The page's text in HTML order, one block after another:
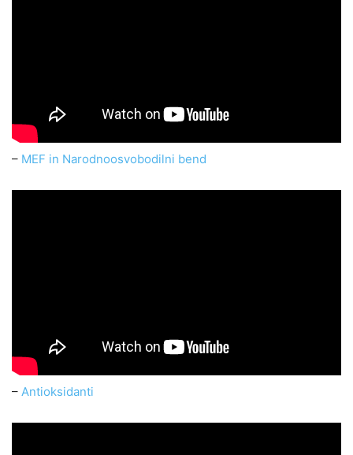
– MEF in Narodnoosvobodilni bend
– Antioksidanti